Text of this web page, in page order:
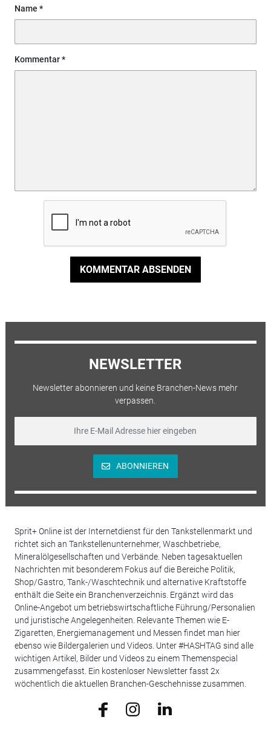
Name
Kommentar
KOMMENTAR ABSENDEN
NEWSLETTER
Newsletter abonnieren und keine Branchen-News mehr
verpassen.
ABONNIEREN
Sprit+ Online ist der Internetdienst für den Tankstellenmarkt und
richtet sich an Tankstellenunternehmer, Waschbetriebe,
Mineralölgesellschaften und Verbände. Neben tagesaktuellen
Nachrichten mit besonderem Fokus auf die Bereiche Politik,
Shop/Gastro, Tank-/Waschtechnik und alternative Kraftstoffe
enthält die Seite ein Branchenverzeichnis. Ergänzt wird das
Online-Angebot um betriebswirtschaftliche Führung/Personalien
und juristische Angelegenheiten. Relevante Themen wie E-
Zigaretten, Energiemanagement und Messen findet man hier
ebenso wie Bildergalerien und Videos. Unter #HASHTAG sind alle
wichtigen Artikel, Bilder und Videos zu einem Themenspecial
zusammengefasst. Ein kostenloser Newsletter fasst 2x
wöchentlich die aktuellen Branchen-Geschehnisse zusammen.